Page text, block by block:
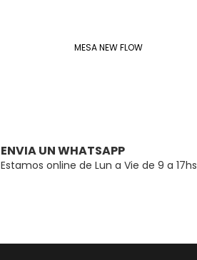
MESA NEW FLOW
ENVIA UN WHATSAPP
Estamos online de Lun a Vie de 9 a 17hs